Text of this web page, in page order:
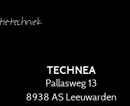
TECHNEA
Pallasweg 13
8938 AS Leeuwarden